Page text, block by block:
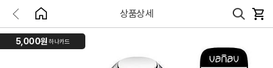
상품상세
5,000원 하나카드